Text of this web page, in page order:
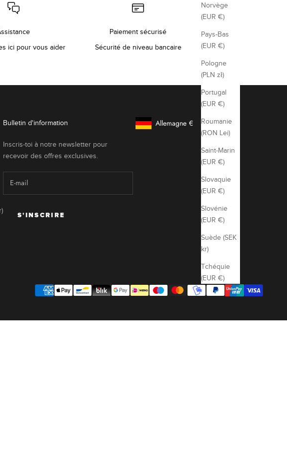
Norvège
(EUR €)
Pays-Bas
(EUR €)
Pologne
(PLN zł)
Portugal
(EUR €)
Roumanie
(RON Lei)
Saint-Marin
(EUR €)
Slovaquie
(EUR €)
Slovénie
(EUR €)
Suède (SEK
kr)
Tchéquie
(EUR €)
ici pour vous aider
Paiement sécurisé
Sécurité de niveau bancaire
Bulletin d'information
Inscris-toi à notre newsletter pour
recevoir des offres exclusives.
S'INSCRIRE
Bouton De Géolocalisation: Allemagne, €
Allemagne €